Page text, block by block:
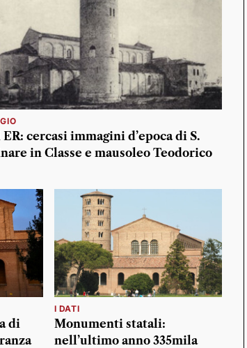
cercasi immagini d’epoca di S.
in Classe e mausoleo Teodorico
di
I DATI
Monumenti statali:
nell’ultimo anno 335mila